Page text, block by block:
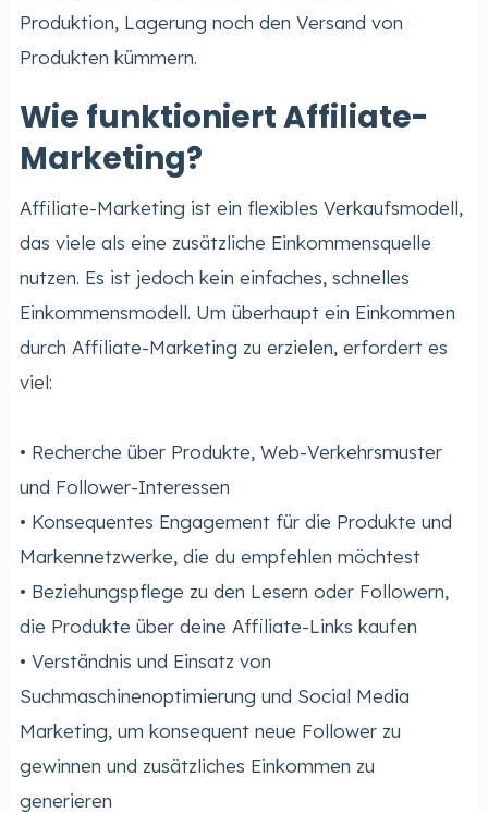
Produktion, Lagerung noch den Versand von
Produkten kümmern.
Wie funktioniert Affiliate-
Marketing?
Affiliate-Marketing ist ein flexibles Verkaufsmodell,
das viele als eine zusätzliche Einkommensquelle
nutzen. Es ist jedoch kein einfaches, schnelles
Einkommensmodell. Um überhaupt ein Einkommen
durch Affiliate-Marketing zu erzielen, erfordert es
viel:
• Recherche über Produkte, Web-Verkehrsmuster
und Follower-Interessen
• Konsequentes Engagement für die Produkte und
Markennetzwerke, die du empfehlen möchtest
• Beziehungspflege zu den Lesern oder Followern,
die Produkte über deine Affiliate-Links kaufen
• Verständnis und Einsatz von
Suchmaschinenoptimierung und Social Media
Marketing, um konsequent neue Follower zu
gewinnen und zusätzliches Einkommen zu
generieren